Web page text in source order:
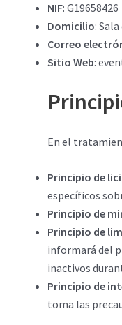
NIF: G19658426
Domicilio:
Correo
Sitio Web:
En el
Principio de
específicos
Principio de
Principio de
informará del
inactivos
Principio de
toma las